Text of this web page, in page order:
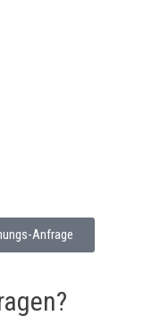
Anfrage